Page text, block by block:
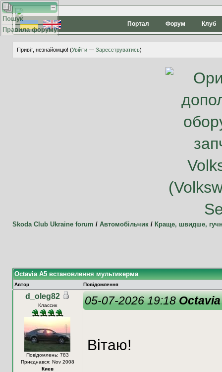
Портал Форум Клуб
Привіт, незнайомцю! (Увійти— Зареєструватись)
Skoda Club Ukraine forum / Автомобільчик/ Краще, швидше,
Пошук
Правила форуму
Octavia A5 встановлення мультикерма
Автор Повідомлення
d_oleg82
Классик
Повідомлень: 783
Приєднався: Nov 2008
Киев
05-07-2026 19:18
Вітаю!